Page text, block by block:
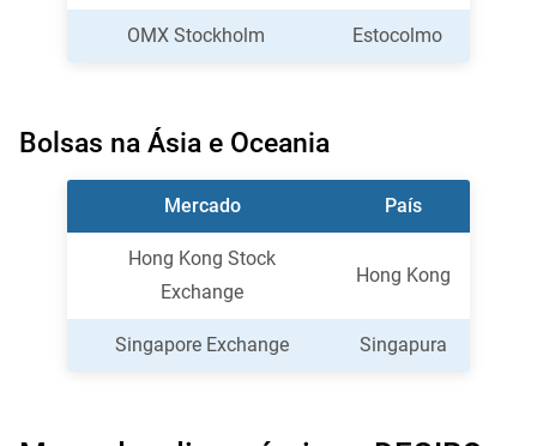
OMX Stockholm Estocolmo
Bolsas na Ásia e Oceania
Mercado País
Hong Kong Stock
Exchange
Hong Kong
Singapore Exchange Singapura